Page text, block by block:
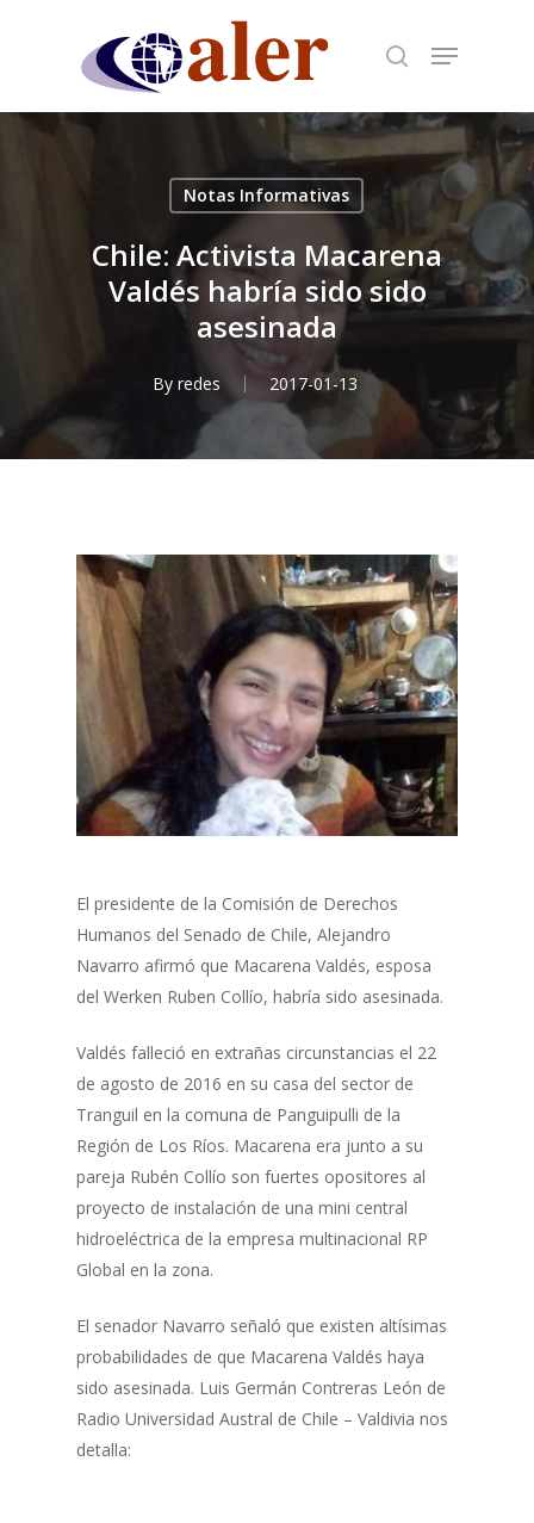
content
Notas Informativas
Chile: Activista Macarena
Valdés habría sido sido
asesinada
By redes 2017-01-13
El presidente de la Comisión de Derechos
Humanos del Senado de Chile, Alejandro
Navarro afirmó que Macarena Valdés, esposa
del Werken Ruben Collío, habría sido asesinada.
Valdés falleció en extrañas circunstancias el 22
de agosto de 2016 en su casa del sector de
Tranguil en la comuna de Panguipulli de la
Región de Los Ríos. Macarena era junto a su
pareja Rubén Collío son fuertes opositores al
proyecto de instalación de una mini central
hidroeléctrica de la empresa multinacional RP
Global en la zona.
El senador Navarro señaló que existen altísimas
probabilidades de que Macarena Valdés haya
sido asesinada. Luis Germán Contreras León de
Radio Universidad Austral de Chile – Valdivia nos
detalla: